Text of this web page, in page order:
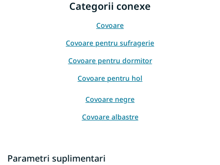
Categorii conexe
Covoare
Covoare pentru sufragerie
Covoare pentru dormitor
Covoare pentru hol
Covoare negre
Covoare albastre
Parametri suplimentari